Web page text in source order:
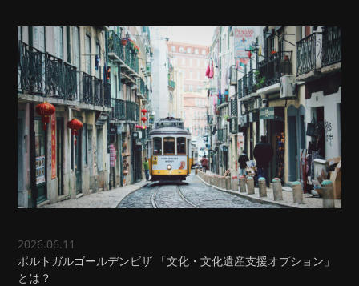
2026.06.11
ポルトガルゴールデンビザ 「文化・文化遺産支援オプション」
とは？